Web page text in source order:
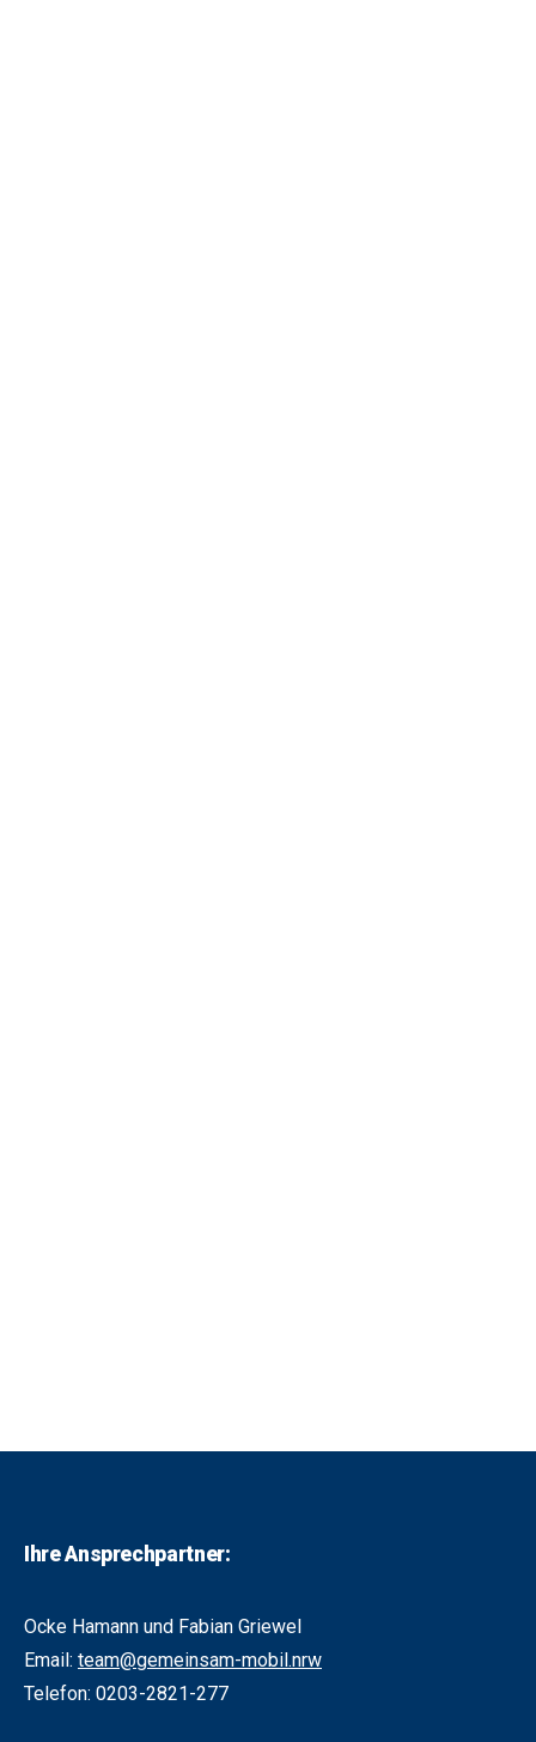
Ihre Ansprechpartner:
Ocke Hamann und Fabian Griewel
Email: team@gemeinsam-mobil.nrw
Telefon: 0203-2821-277